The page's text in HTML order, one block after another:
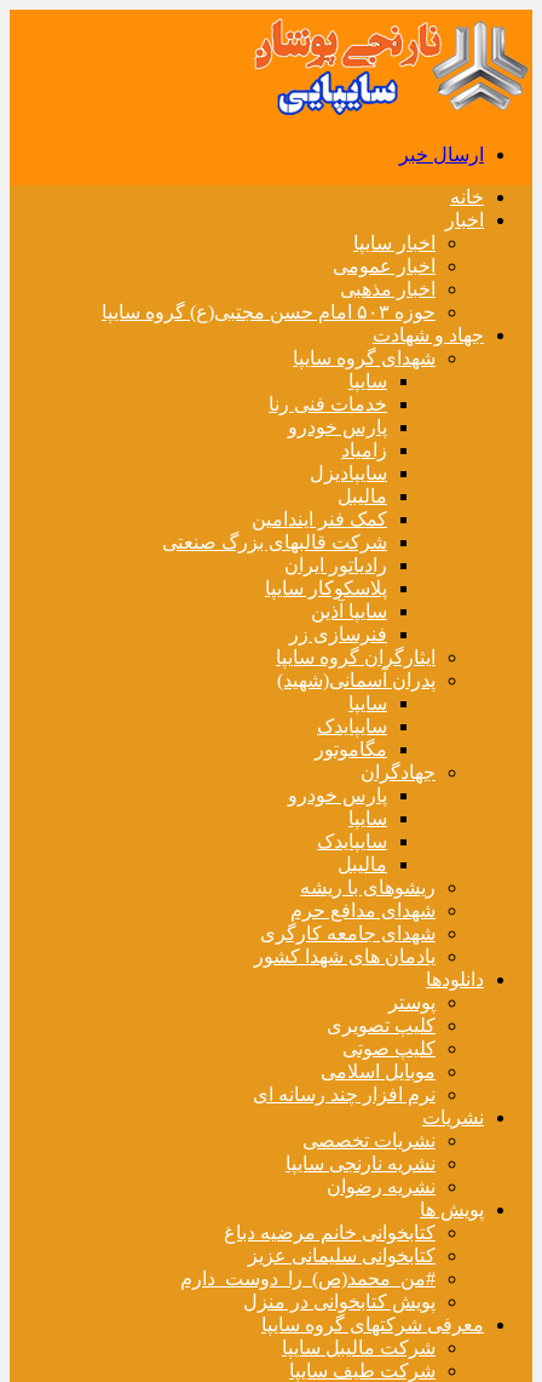
ارسال خبر
خانه
اخبار
اخبار سایپا
اخبار عمومی
اخبار مذهبی
حوزه ۵۰۳ امام حسن مجتبی(ع) گروه سایپا
جهاد و شهادت
شهدای گروه سایپا
سایپا
خدمات فنی رنا
پارس خودرو
زامیاد
سایپادیزل
مالیبل
کمک فنر ایندامین
شرکت قالبهای بزرگ صنعتی
رادیاتور ایران
پلاسکوکار سایپا
سایپا آذین
فنرسازی زر
ایثارگران گروه سایپا
پدران آسمانی(شهید)
سایپا
سایپایدک
مگاموتور
جهادگران
پارس خودرو
سایپا
سایپایدک
مالیبل
ریشوهای با ریشه
شهدای مدافع حرم
شهدای جامعه کارگری
یادمان های شهدا کشور
دانلودها
پوستر
کلیپ تصویری
کلیپ صوتی
موبایل اسلامی
نرم افزار چند رسانه ای
نشریات
نشریات تخصصی
نشریه نارنجی سایپا
نشریه رضوان
پویش ها
کتابخوانی خانم مرضیه دباغ
کتابخوانی سلیمانی عزیز
#من_محمد(ص)_را_دوست_دارم
پویش کتابخوانی در منزل
معرفی شرکتهای گروه سایپا
شرکت مالیبل سایپا
شرکت طیف سایپا